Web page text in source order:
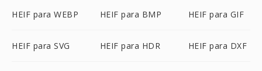
HEIF para WEBP HEIF para BMP HEIF para GIF
HEIF para SVG HEIF para HDR HEIF para DXF